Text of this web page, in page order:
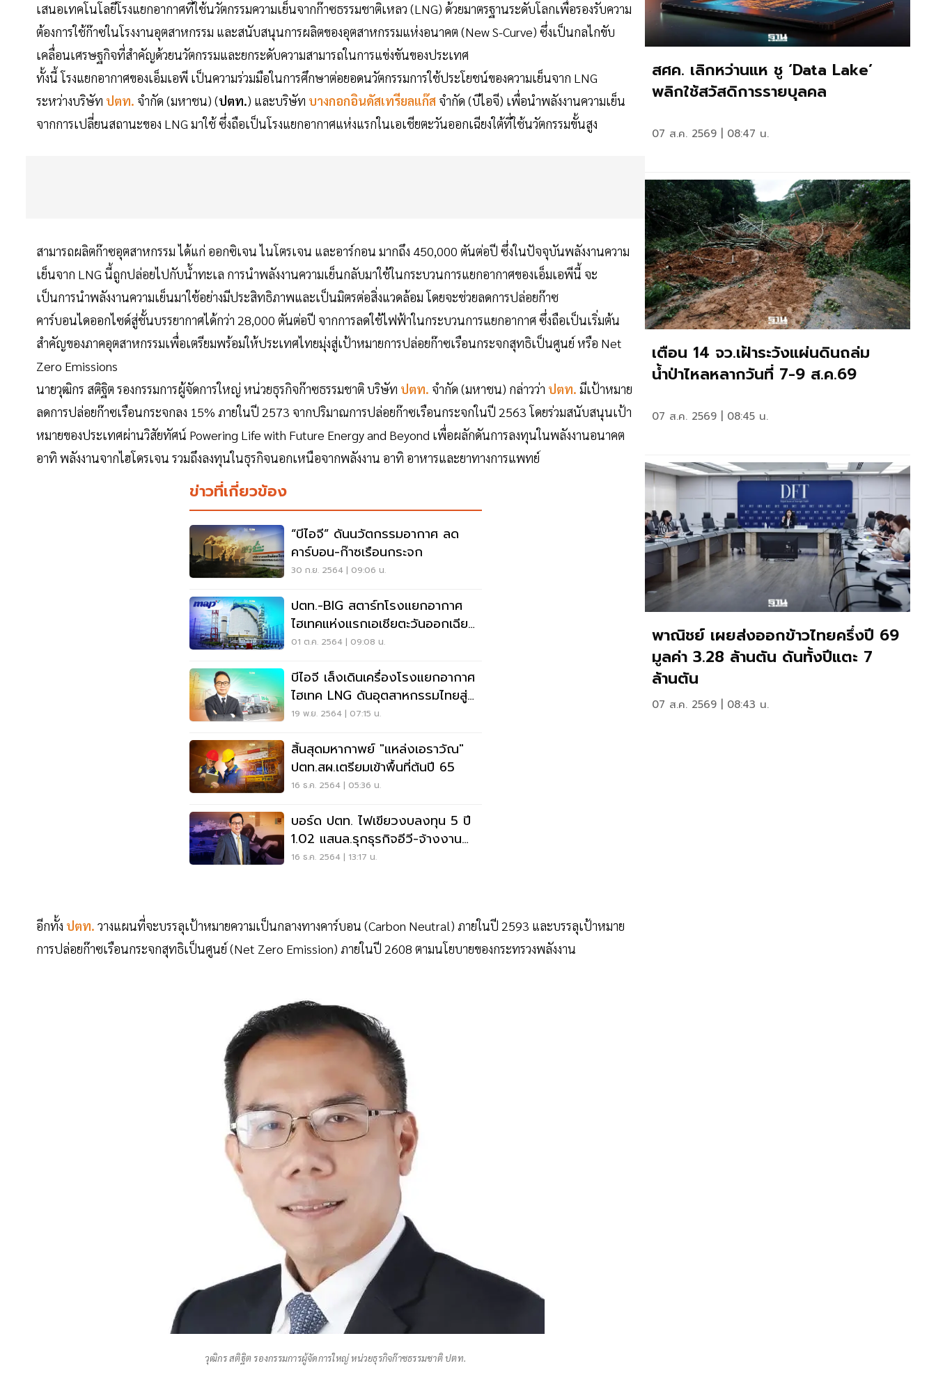
เสนอเทคโนโลยีโรงแยกอากาศที่ใช้นวัตกรรมความเย็นจากก๊าซธรรมชาติเหลว (LNG) ด้วยมาตรฐานระดับโลกเพื่อรองรับความ
ต้องการใช้ก๊าซในโรงงานอุตสาหกรรม และสนับสนุนการผลิตของอุตสาหกรรมแห่งอนาคต (New S-Curve) ซึ่งเป็นกลไกขับ
เคลื่อนเศรษฐกิจที่สำคัญด้วยนวัตกรรมและยกระดับความสามารถในการแข่งขันของประเทศ
ทั้งนี้ โรงแยกอากาศของเอ็มเอพี เป็นความร่วมมือในการศึกษาต่อยอดนวัตกรรมการใช้ประโยชน์ของความเย็นจาก LNG
ระหว่างบริษัท ปตท. จำกัด (มหาชน) (ปตท.) และบริษัท บางกอกอินดัสเทรียลแก๊ส จำกัด (บีไอจี) เพื่อนำพลังงานความเย็น
จากการเปลี่ยนสถานะของ LNG มาใช้ ซึ่งถือเป็นโรงแยกอากาศแห่งแรกในเอเชียตะวันออกเฉียงใต้ที่ใช้นวัตกรรมขั้นสูง
สามารถผลิตก๊าซอุตสาหกรรม ได้แก่ ออกซิเจน ไนโตรเจน และอาร์กอน มากถึง 450,000 ตันต่อปี ซึ่งในปัจจุบันพลังงานความ
เย็นจาก LNG นี้ถูกปล่อยไปกับน้ำทะเล การนำพลังงานความเย็นกลับมาใช้ในกระบวนการแยกอากาศของเอ็มเอพีนี้ จะ
เป็นการนำพลังงานความเย็นมาใช้อย่างมีประสิทธิภาพและเป็นมิตรต่อสิ่งแวดล้อม โดยจะช่วยลดการปล่อยก๊าซ
คาร์บอนไดออกไซด์สู่ชั้นบรรยากาศได้กว่า 28,000 ตันต่อปี จากการลดใช้ไฟฟ้าในกระบวนการแยกอากาศ ซึ่งถือเป็นเริ่มต้น
สำคัญของภาคอุตสาหกรรมเพื่อเตรียมพร้อมให้ประเทศไทยมุ่งสู่เป้าหมายการปล่อยก๊าซเรือนกระจกสุทธิเป็นศูนย์ หรือ Net
Zero Emissions
นายวุฒิกร สติฐิต รองกรรมการผู้จัดการใหญ่ หน่วยธุรกิจก๊าซธรรมชาติ บริษัท ปตท. จำกัด (มหาชน) กล่าวว่า ปตท. มีเป้าหมาย
ลดการปล่อยก๊าซเรือนกระจกลง 15% ภายในปี 2573 จากปริมาณการปล่อยก๊าซเรือนกระจกในปี 2563 โดยร่วมสนับสนุนเป้า
หมายของประเทศผ่านวิสัยทัศน์ Powering Life with Future Energy and Beyond เพื่อผลักดันการลงทุนในพลังงานอนาคต
อาทิ พลังงานจากไฮโดรเจน รวมถึงลงทุนในธุรกิจนอกเหนือจากพลังงาน อาทิ อาหารและยาทางการแพทย์
ข่าวที่เกี่ยวข้อง
“บีไอจี” ดันนวัตกรรมอากาศ ลด
คาร์บอน-ก๊าซเรือนกระจก
30 ก.ย. 2564 | 09:06 น.
ปตท.-BIG สตาร์ทโรงแยกอากาศ
ไฮเทคแห่งแรกเอเชียตะวันออกเฉียง
ใต้
01 ต.ค. 2564 | 09:08 น.
บีไอจี เล็งเดินเครื่องโรงแยกอากาศ
ไฮเทค LNG ดันอุตสาหกรรมไทยสู่
เป้า Net Zero
19 พ.ย. 2564 | 07:15 น.
สิ้นสุดมหากาพย์ "แหล่งเอราวัณ"
ปตท.สผ.เตรียมเข้าพื้นที่ต้นปี 65
16 ธ.ค. 2564 | 05:36 น.
บอร์ด ปตท. ไฟเขียวงบลงทุน 5 ปี
1.02 แสนล.รุกธุรกิจอีวี-จ้างงาน
23,000 อัตรา
16 ธ.ค. 2564 | 13:17 น.
อีกทั้ง ปตท. วางแผนที่จะบรรลุเป้าหมายความเป็นกลางทางคาร์บอน (Carbon Neutral) ภายในปี 2593 และบรรลุเป้าหมาย
การปล่อยก๊าซเรือนกระจกสุทธิเป็นศูนย์ (Net Zero Emission) ภายในปี 2608 ตามนโยบายของกระทรวงพลังงาน
วุฒิกร สติฐิต รองกรรมการผู้จัดการใหญ่ หน่วยธุรกิจก๊าซธรรมชาติ ปตท.
สศค. เลิกหว่านแห ชู ‘Data Lake’
พลิกใช้สวัสดิการรายบุลคล
07 ส.ค. 2569 | 08:47 น.
เตือน 14 จว.เฝ้าระวังแผ่นดินถล่ม
น้ำป่าไหลหลากวันที่ 7-9 ส.ค.69
07 ส.ค. 2569 | 08:45 น.
พาณิชย์ เผยส่งออกข้าวไทยครึ่งปี 69
มูลค่า 3.28 ล้านตัน ดันทั้งปีแตะ 7
ล้านตัน
07 ส.ค. 2569 | 08:43 น.